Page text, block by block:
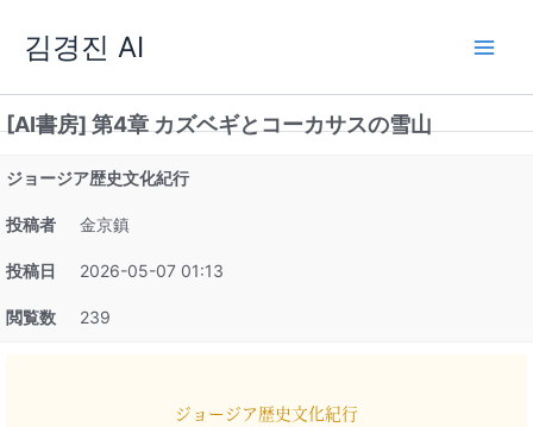
ス
キ
プ
김경진 AI
[AI書房] 第4章 カズベギとコーカサスの雪山
ジョージア歴史文化紀行
投稿者 金京鎮
投稿日 2026-05-07 01:13
閲覧数 239
ジョージア歴史文化紀行